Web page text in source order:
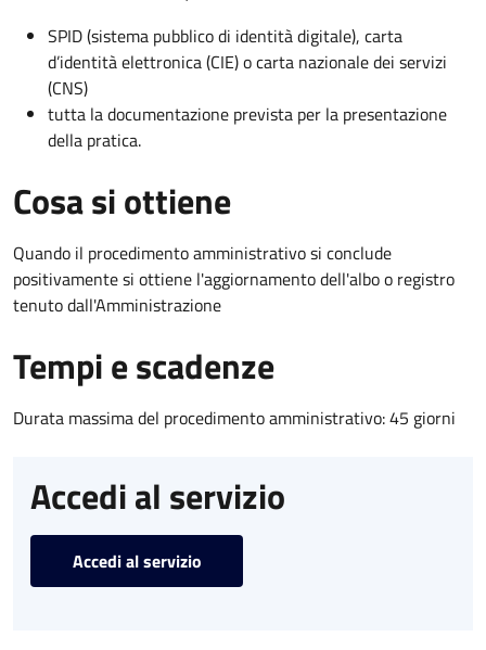
SPID (sistema pubblico di identità digitale), carta
d’identità elettronica (CIE) o carta nazionale dei servizi
(CNS)
tutta la documentazione prevista per la presentazione
della pratica.
Cosa si ottiene
Quando il procedimento amministrativo si conclude
positivamente si ottiene l'aggiornamento dell'albo o registro
tenuto dall'Amministrazione
Tempi e scadenze
Durata massima del procedimento amministrativo: 45 giorni
Accedi al servizio
Accedi al servizio